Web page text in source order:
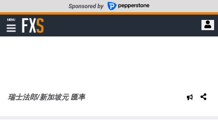
至
要
MENU
顯
示
FXStreet
瑞士法郎/新加坡元 匯率